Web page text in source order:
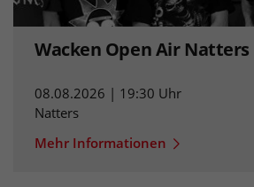
Wacken Open Air Natters
08.08.2026 | 19:30 Uhr
Natters
Mehr Informationen